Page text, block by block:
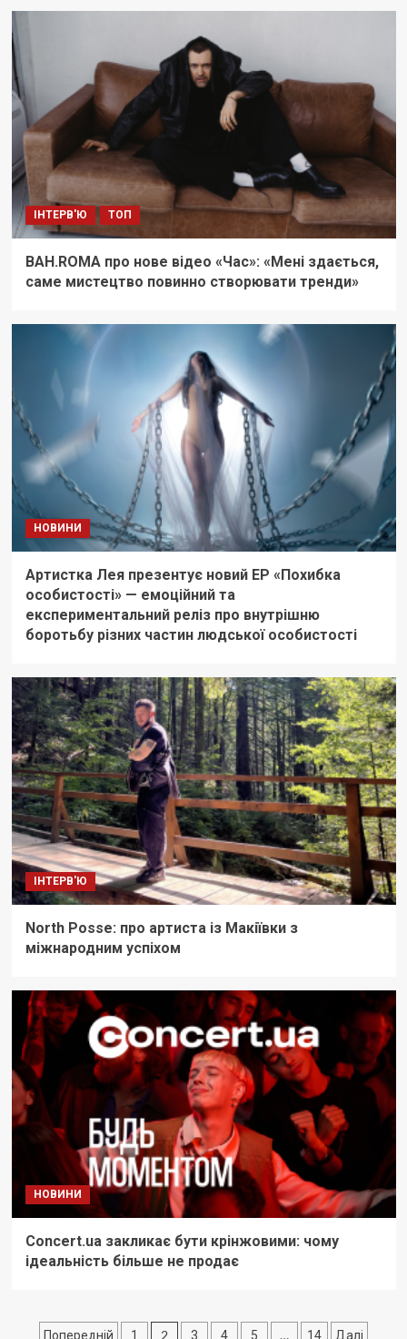
ІНТЕРВ'Ю ТОП
BAH.ROMA про нове відео «Час»: «Мені здається,
саме мистецтво повинно створювати тренди»
НОВИНИ
Артистка Лея презентує новий EP «Похибка
особистості» — емоційний та
експериментальний реліз про внутрішню
боротьбу різних частин людської особистості
ІНТЕРВ'Ю
North Posse: про артиста із Макіївки з
міжнародним успіхом
НОВИНИ
Concert.ua закликає бути крінжовими: чому
ідеальність більше не продає
Попередній 1 2 3 4 5 … 14 Далі